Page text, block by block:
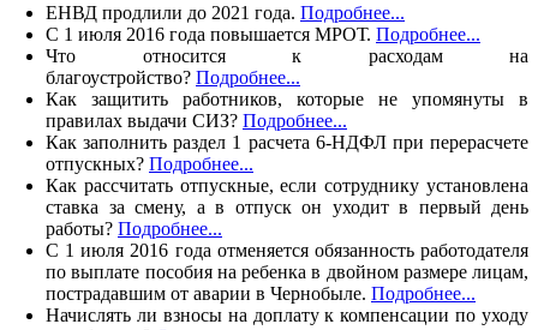
ЕНВД продлили до 2021 года. Подробнее...
С 1 июля 2016 года повышается МРОТ. Подробнее...
Что относится к расходам на
благоустройство? Подробнее...
Как защитить работников, которые не упомянуты в
правилах выдачи СИЗ? Подробнее...
Как заполнить раздел 1 расчета 6-НДФЛ при перерасчете
отпускных? Подробнее...
Как рассчитать отпускные, если сотруднику установлена
ставка за смену, а в отпуск он уходит в первый день
работы? Подробнее...
С 1 июля 2016 года отменяется обязанность работодателя
по выплате пособия на ребенка в двойном размере лицам,
пострадавшим от аварии в Чернобыле. Подробнее...
Начислять ли взносы на доплату к компенсации по уходу